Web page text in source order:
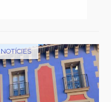
NOTÍCIES